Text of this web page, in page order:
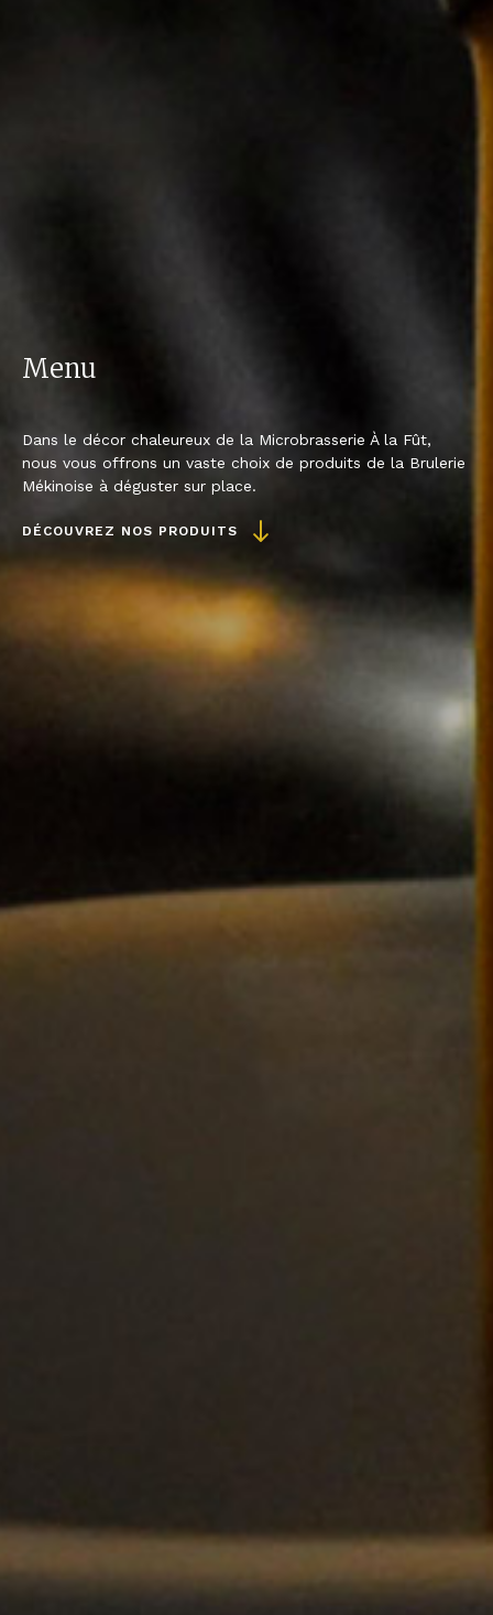
Menu
Dans le décor chaleureux de la Microbrasserie À la Fût,
nous vous offrons un vaste choix de produits de la Brulerie
Mékinoise à déguster sur place.
DÉCOUVREZ NOS PRODUITS